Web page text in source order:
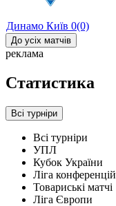
Динамо Київ 0(0)
До усіх матчів
реклама
Статистика
Всі турніри
Всі турніри
УПЛ
Кубок України
Ліга конференцій
Товариські матчі
Ліга Європи